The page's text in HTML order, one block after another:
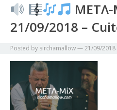
21/09/2018 –
Posted by sirchamallow—21/09/2018